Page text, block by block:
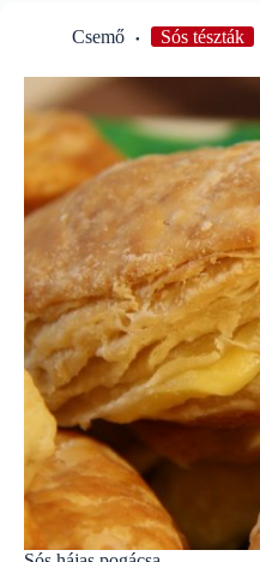
Csemő Sós tészták